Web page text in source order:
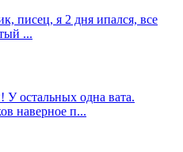
писец, я 2 дня ипался, все
...
остальных одна вата.
наверное п...